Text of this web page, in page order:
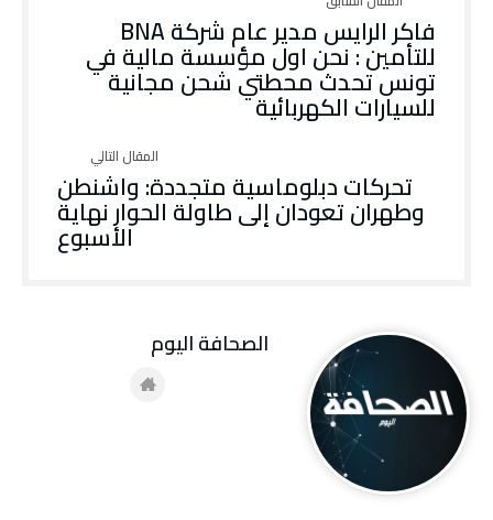
فاكر الرايس مدير عام شركة BNA
للتأمين : نحن اول مؤسسة مالية في
تونس تحدث محطتي شحن مجانية
للسيارات الكهربائية
تحركات دبلوماسية متجددة: واشنطن
وطهران تعودان إلى طاولة الحوار نهاية
الأسبوع